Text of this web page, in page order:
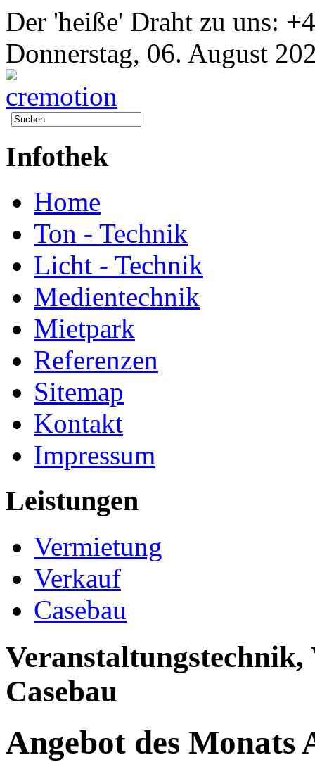
Der 'heiße' Draht zu uns:
Donnerstag, 06. August
Infothek
Home
Ton - Technik
Licht - Technik
Medientechnik
Mietpark
Referenzen
Sitemap
Kontakt
Impressum
Leistungen
Vermietung
Verkauf
Casebau
Casebau
Angebot des